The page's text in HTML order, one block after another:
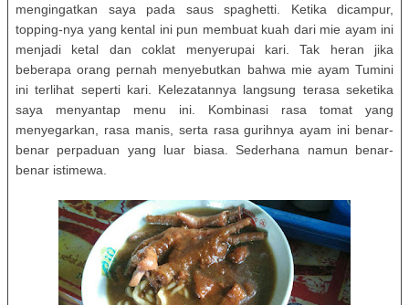
mengingatkan saya pada saus spaghetti. Ketika dicampur,
topping-nya yang kental ini pun membuat kuah dari mie ayam ini
menjadi ketal dan coklat menyerupai kari. Tak heran jika
beberapa orang pernah menyebutkan bahwa mie ayam Tumini
ini terlihat seperti kari. Kelezatannya langsung terasa seketika
saya menyantap menu ini. Kombinasi rasa tomat yang
menyegarkan, rasa manis, serta rasa gurihnya ayam ini benar-
benar perpaduan yang luar biasa. Sederhana namun benar-
benar istimewa.